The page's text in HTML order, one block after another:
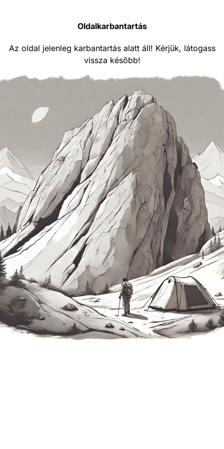
Oldalkarbantartás
Az oldal jelenleg karbantartás alatt áll! Kérjük, látogass
vissza később!